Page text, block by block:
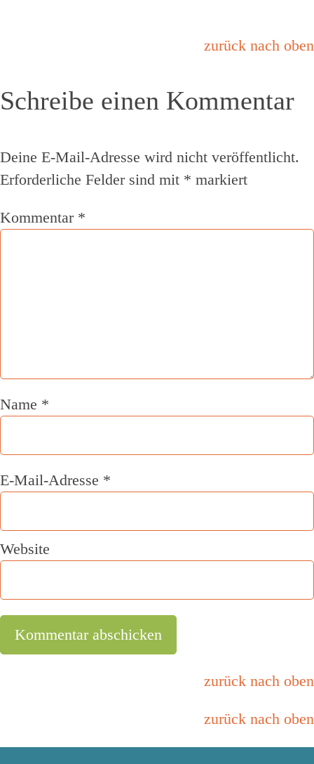
zurück nach oben
Schreibe einen Kommentar
Deine E-Mail-Adresse wird nicht veröffentlicht.
Erforderliche Felder sind mit * markiert
Kommentar *
Name *
E-Mail-Adresse *
Website
zurück nach oben
zurück nach oben